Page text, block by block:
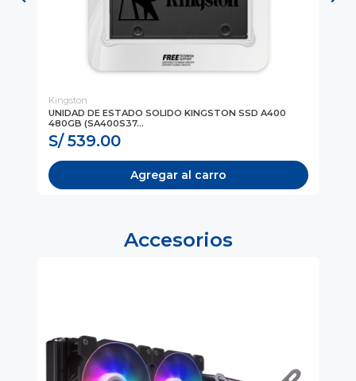
Kingston
UNIDAD DE ESTADO SOLIDO KINGSTON SSD A400
480GB (SA400S37...
S/ 539.00
Agregar al carro
Accesorios